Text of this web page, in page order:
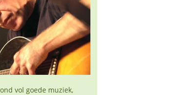
vol goede muziek,